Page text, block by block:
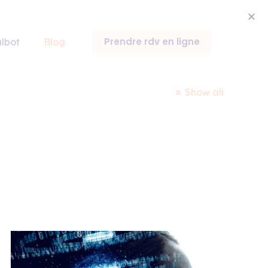
Blog Prendre rdv en ligne
Show all